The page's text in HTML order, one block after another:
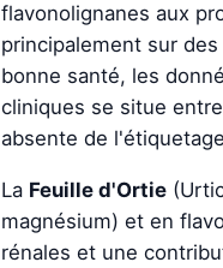
flavonolignanes aux
principalement sur
bonne santé, les
cliniques se situe
absente de
La Feuille d'Ortie
magnésium) et en
rénales et une